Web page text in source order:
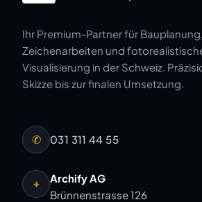
Ihr Premium-Partner für
Zeichenarbeiten und
Visualisierung in der Schweiz.
Skizze bis zur finalen Umsetzung.
✆ 031 311 44 55
⌖
Archify AG
Brünnenstrasse 126